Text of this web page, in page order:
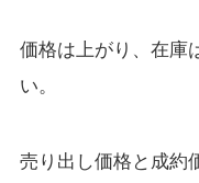
価格は上がり、在庫
い。
売り出し価格と成約